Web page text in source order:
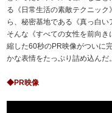
る《日常生活の素敵テクニッ
ら、秘密基地である《真っ白い
そんな《すべての女性を前向
縮した60秒のPR映像がついに
かな表情をたっぷり詰め込んだ。
◆PR映像